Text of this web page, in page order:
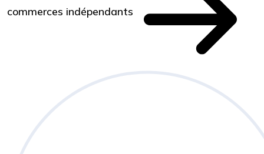
commerces indépendants